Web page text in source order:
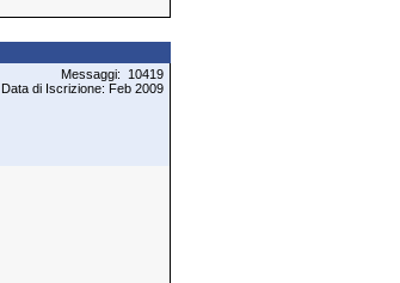
Messaggi: 10419
Data di Iscrizione: Feb 2009